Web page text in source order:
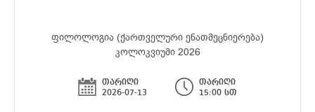
ფილოლოგია (ქართველური ენათმეცნიერება)
კოლოკვიუმი 2026
თარიღი
2026-07-13
თარიღი
15:00 სთ